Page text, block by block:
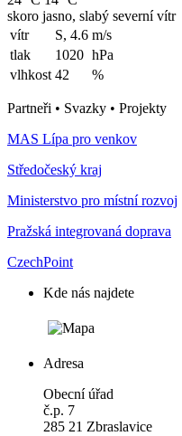
skoro jasno, slabý severní vítr
vítr
S, 4.6 m/s
tlak
1020 hPa
vlhkost 42 %
Partneři • Svazky • Projekty
MAS Lípa pro venkov
Středočeský kraj
Ministerstvo pro místní rozvoj
Pražská integrovaná doprava
CzechPoint
Kde nás najdete
Adresa
Obecní úřad
č.p. 7
285 21 Zbraslavice